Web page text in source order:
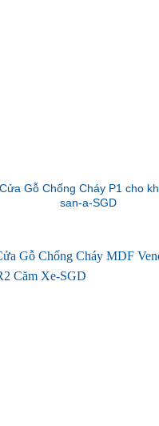
Cửa Gỗ Chống Cháy P1 cho
san-a-SGD